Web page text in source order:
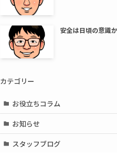
安全は日頃の意識
カテゴリー
お役立ちコラム
お知らせ
スタッフブログ